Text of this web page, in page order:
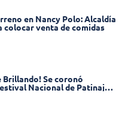
en Nancy Polo: Alcaldía
colocar venta de comidas
Brillando! Se coronó
Nacional de Patinaje